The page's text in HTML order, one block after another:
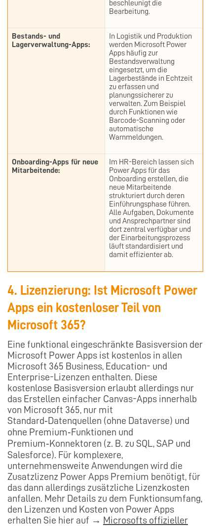
beschleunigt die
Bearbeitung.
Bestands- und
Lagerverwaltung-Apps:
In Logistik und Produktion
werden Microsoft Power
Apps häufig zur
Bestandsverwaltung
eingesetzt, um die
Lagerbestände in Echtzeit
zu erfassen und
planungssicherer zu
verwalten. Zum Beispiel
durch Funktionen wie
Barcode-Scanning oder
automatische
Warnmeldungen.
Onboarding-Apps für neue
Mitarbeitende:
Im HR-Bereich lassen sich
Power Apps für das
Onboarding erstellen, die
neue Mitarbeitende
strukturiert durch deren
Einführungsphase führen.
Alle Aufgaben, Dokumente
und Ansprechpartner sind
dort zentral verfügbar und
der Einarbeitungsprozess
läuft standardisiert und
damit effizienter ab.
4. Lizenzierung: Ist Microsoft Power
Apps ein kostenloser Teil von
Microsoft 365?
Eine funktional eingeschränkte Basisversion der
Microsoft Power Apps ist kostenlos in allen
Microsoft 365 Business, Education- und
Enterprise-Lizenzen enthalten. Diese
kostenlose Basisversion erlaubt allerdings nur
das Erstellen einfacher Canvas-Apps innerhalb
von Microsoft 365, nur mit
Standard‑Datenquellen (ohne Dataverse) und
ohne Premium‑Funktionen und
Premium‑Konnektoren (z. B. zu SQL, SAP und
Salesforce). Für komplexere,
unternehmensweite Anwendungen wird die
Zusatzlizenz Power Apps Premium benötigt, für
das dann allerdings zusätzliche Lizenzkosten
anfallen. Mehr Details zu dem Funktionsumfang,
den Lizenzen und Kosten von Power Apps
erhalten Sie hier auf → Microsofts offizieller